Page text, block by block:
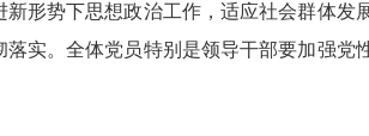
形势下思想政治工作，适应社会群体发
实。全体党员特别是领导干部要加强党